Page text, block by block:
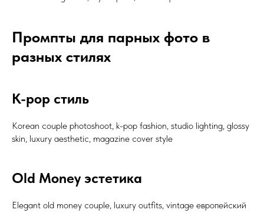
Промпты для парных фото в
разных стилях
K-pop стиль
Korean couple photoshoot, k-pop fashion, studio lighting, glossy
skin, luxury aesthetic, magazine cover style
Old Money эстетика
Elegant old money couple, luxury outfits, vintage европейский